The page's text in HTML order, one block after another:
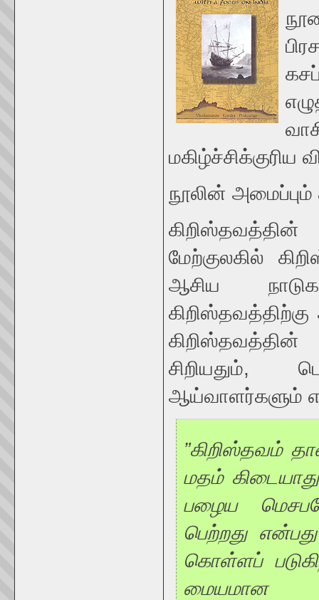
மகிழ்ச்சிக்குரிய
நூலின் அமைப்பும்
மேற்குலகில்
ஆசிய
சிறியதும்,
ஆய்வாளர்களும்
”கிறிஸ்தவம்
மதம்
பழைய
பெற்றது
கொள்ளப்
மையமான